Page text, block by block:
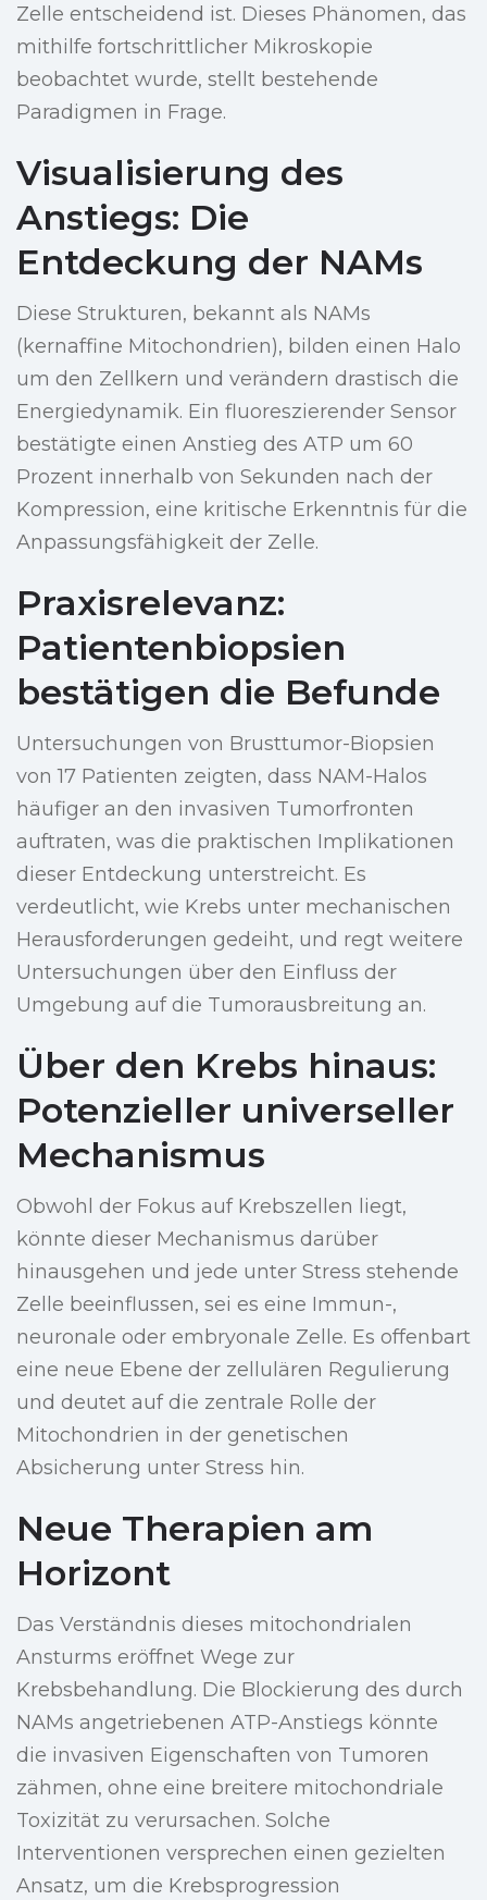
Zelle entscheidend ist. Dieses Phänomen, das
mithilfe fortschrittlicher Mikroskopie
beobachtet wurde, stellt bestehende
Paradigmen in Frage.
Visualisierung des
Anstiegs: Die
Entdeckung der NAMs
Diese Strukturen, bekannt als NAMs
(kernaffine Mitochondrien), bilden einen Halo
um den Zellkern und verändern drastisch die
Energiedynamik. Ein fluoreszierender Sensor
bestätigte einen Anstieg des ATP um 60
Prozent innerhalb von Sekunden nach der
Kompression, eine kritische Erkenntnis für die
Anpassungsfähigkeit der Zelle.
Praxisrelevanz:
Patientenbiopsien
bestätigen die Befunde
Untersuchungen von Brusttumor-Biopsien
von 17 Patienten zeigten, dass NAM-Halos
häufiger an den invasiven Tumorfronten
auftraten, was die praktischen Implikationen
dieser Entdeckung unterstreicht. Es
verdeutlicht, wie Krebs unter mechanischen
Herausforderungen gedeiht, und regt weitere
Untersuchungen über den Einfluss der
Umgebung auf die Tumorausbreitung an.
Über den Krebs hinaus:
Potenzieller universeller
Mechanismus
Obwohl der Fokus auf Krebszellen liegt,
könnte dieser Mechanismus darüber
hinausgehen und jede unter Stress stehende
Zelle beeinflussen, sei es eine Immun-,
neuronale oder embryonale Zelle. Es offenbart
eine neue Ebene der zellulären Regulierung
und deutet auf die zentrale Rolle der
Mitochondrien in der genetischen
Absicherung unter Stress hin.
Neue Therapien am
Horizont
Das Verständnis dieses mitochondrialen
Ansturms eröffnet Wege zur
Krebsbehandlung. Die Blockierung des durch
NAMs angetriebenen ATP-Anstiegs könnte
die invasiven Eigenschaften von Tumoren
zähmen, ohne eine breitere mitochondriale
Toxizität zu verursachen. Solche
Interventionen versprechen einen gezielten
Ansatz, um die Krebsprogression